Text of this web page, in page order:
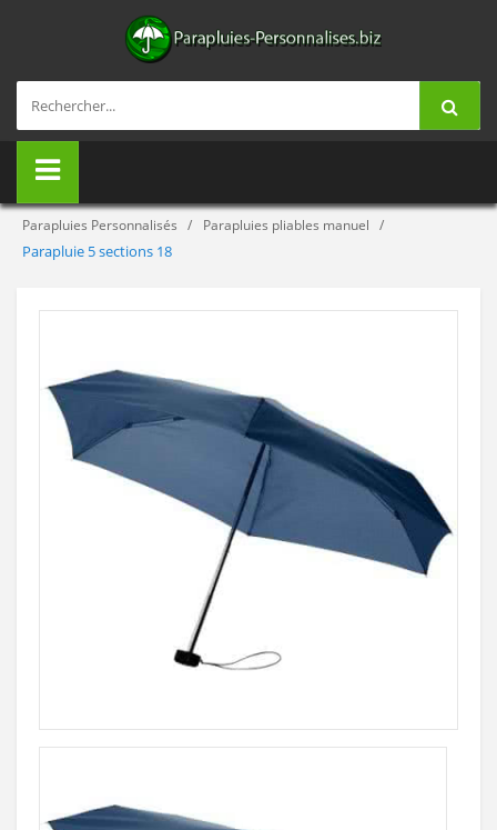
Parapluies Personnalisés Parapluies pliables manuel
Parapluie 5 sections 18